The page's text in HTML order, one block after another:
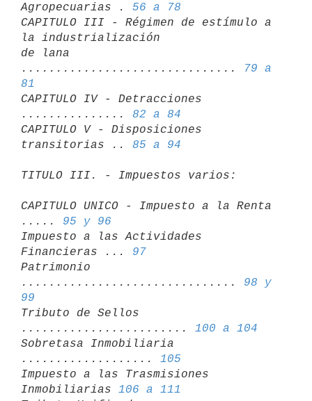
Agropecuarias . 56 a 78
CAPITULO III - Régimen de estímulo a
la industrialización
de lana
...............................
79 a
81
CAPITULO IV - Detracciones
............... 82 a 84
CAPITULO V - Disposiciones
transitorias .. 85 a 94
TITULO III. - Impuestos varios:
CAPITULO UNICO - Impuesto a la Renta
..... 95 y 96
Impuesto a las Actividades
Financieras ... 97
Patrimonio
............................... 98 y
99
Tributo de Sellos
........................ 100 a 104
Sobretasa Inmobiliaria
................... 105
Impuesto a las Trasmisiones
Inmobiliarias 106 a 111